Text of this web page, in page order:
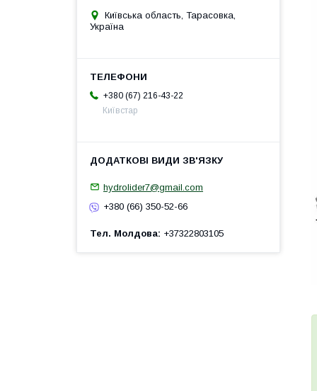
Київська область, Тарасовка,
Україна
+380 (67) 216-43-22
Київстар
hydrolider7@gmail.com
+380 (66) 350-52-66
Тел. Молдова +37322803105